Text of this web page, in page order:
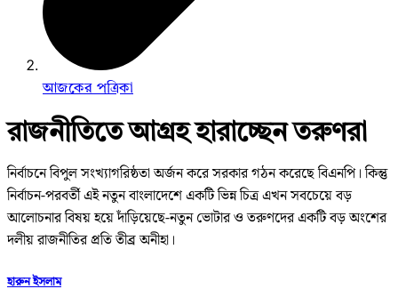
আজকের পত্রিকা
রাজনীতিতে আগ্রহ হারাচ্ছেন তরুণরা
নির্বাচনে বিপুল সংখ্যাগরিষ্ঠতা অর্জন করে সরকার গঠন করেছে বিএনপি। কিন্তু
নির্বাচন-পরবর্তী এই নতুন বাংলাদেশে একটি ভিন্ন চিত্র এখন সবচেয়ে বড়
আলোচনার বিষয় হয়ে দাঁড়িয়েছে-নতুন ভোটার ও তরুণদের একটি বড় অংশের
দলীয় রাজনীতির প্রতি তীব্র অনীহা।
হারুন ইসলাম